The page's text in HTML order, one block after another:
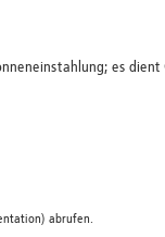
es
) abrufen.